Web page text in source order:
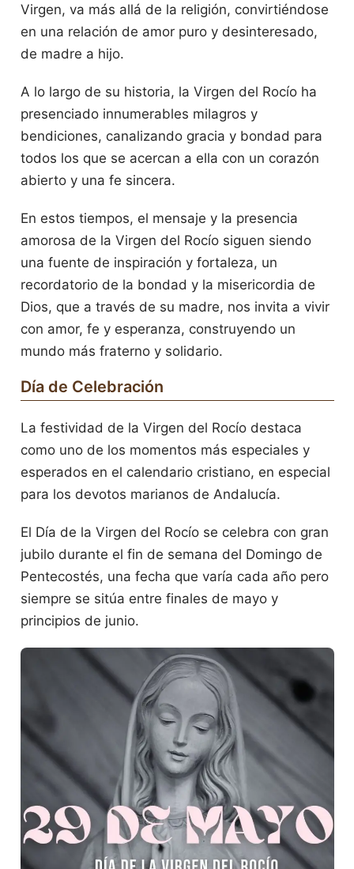
Virgen, va más allá de la religión, convirtiéndose
en una relación de amor puro y desinteresado,
de madre a hijo.
A lo largo de su historia, la Virgen del Rocío ha
presenciado innumerables milagros y
bendiciones, canalizando gracia y bondad para
todos los que se acercan a ella con un corazón
abierto y una fe sincera.
En estos tiempos, el mensaje y la presencia
amorosa de la Virgen del Rocío siguen siendo
una fuente de inspiración y fortaleza, un
recordatorio de la bondad y la misericordia de
Dios, que a través de su madre, nos invita a vivir
con amor, fe y esperanza, construyendo un
mundo más fraterno y solidario.
Día de Celebración
La festividad de la Virgen del Rocío destaca
como uno de los momentos más especiales y
esperados en el calendario cristiano, en especial
para los devotos marianos de Andalucía.
El Día de la Virgen del Rocío se celebra con gran
jubilo durante el fin de semana del Domingo de
Pentecostés, una fecha que varía cada año pero
siempre se sitúa entre finales de mayo y
principios de junio.